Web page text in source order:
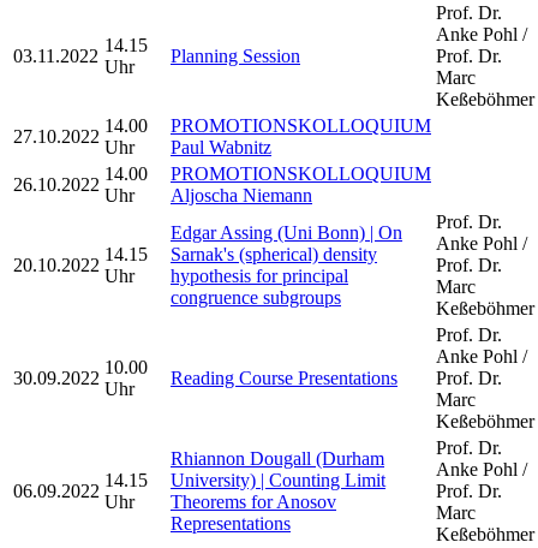
03.11.2022
14.15
Uhr
Planning Session
Prof. Dr.
Anke Pohl /
Prof. Dr.
Marc
Keßeböhmer
27.10.2022
14.00
Uhr
PROMOTIONSKOLLOQUIUM
Paul Wabnitz
26.10.2022
14.00
Uhr
PROMOTIONSKOLLOQUIUM
Aljoscha Niemann
20.10.2022
14.15
Uhr
Edgar Assing (Uni Bonn) | On
Sarnak's (spherical) density
hypothesis for principal
congruence subgroups
Prof. Dr.
Anke Pohl /
Prof. Dr.
Marc
Keßeböhmer
30.09.2022
10.00
Uhr
Reading Course Presentations
Prof. Dr.
Anke Pohl /
Prof. Dr.
Marc
Keßeböhmer
06.09.2022
14.15
Uhr
Rhiannon Dougall (Durham
University) | Counting Limit
Theorems for Anosov
Representations
Prof. Dr.
Anke Pohl /
Prof. Dr.
Marc
Keßeböhmer